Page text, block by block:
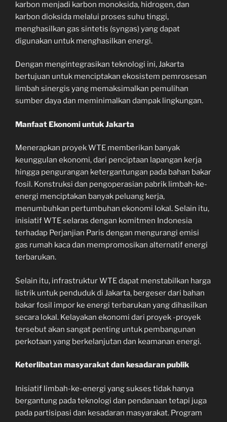
karbon menjadi karbon monoksida, hidrogen, dan
karbon dioksida melalui proses suhu tinggi,
menghasilkan gas sintetis (syngas) yang dapat
digunakan untuk menghasilkan energi.
Dengan mengintegrasikan teknologi ini, Jakarta
bertujuan untuk menciptakan ekosistem pemrosesan
limbah sinergis yang memaksimalkan pemulihan
sumber daya dan meminimalkan dampak lingkungan.
Manfaat Ekonomi untuk Jakarta
Menerapkan proyek WTE memberikan banyak
keunggulan ekonomi, dari penciptaan lapangan kerja
hingga pengurangan ketergantungan pada bahan bakar
fosil. Konstruksi dan pengoperasian pabrik limbah-ke-
energi menciptakan banyak peluang kerja,
menumbuhkan pertumbuhan ekonomi lokal. Selain itu,
inisiatif WTE selaras dengan komitmen Indonesia
terhadap Perjanjian Paris dengan mengurangi emisi
gas rumah kaca dan mempromosikan alternatif energi
terbarukan.
Selain itu, infrastruktur WTE dapat menstabilkan harga
listrik untuk penduduk di Jakarta, bergeser dari bahan
bakar fosil impor ke energi terbarukan yang dihasilkan
secara lokal. Kelayakan ekonomi dari proyek -proyek
tersebut akan sangat penting untuk pembangunan
perkotaan yang berkelanjutan dan keamanan energi.
Keterlibatan masyarakat dan kesadaran publik
Inisiatif limbah-ke-energi yang sukses tidak hanya
bergantung pada teknologi dan pendanaan tetapi juga
pada partisipasi dan kesadaran masyarakat. Program